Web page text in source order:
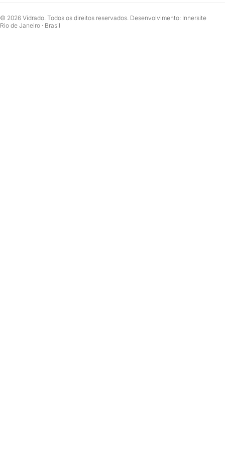
© 2026 Vidrado. Todos os direitos reservados. Desenvolvimento: Innersite
Rio de Janeiro · Brasil